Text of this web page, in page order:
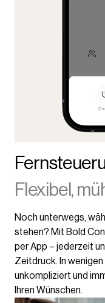
Flexibel,
Noch unterwegs,
stehen? Mit Bold
per App – jederzeit
Zeitdruck. In
unkompliziert und
Ihren Wünschen.